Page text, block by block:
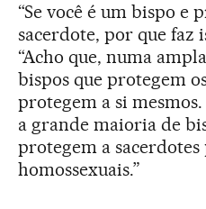
“Se você é um bispo e
sacerdote, por que faz
“Acho que, numa
bispos que protegem
protegem a si
a grande maioria de
protegem a sacerdotes
homossexuais.”